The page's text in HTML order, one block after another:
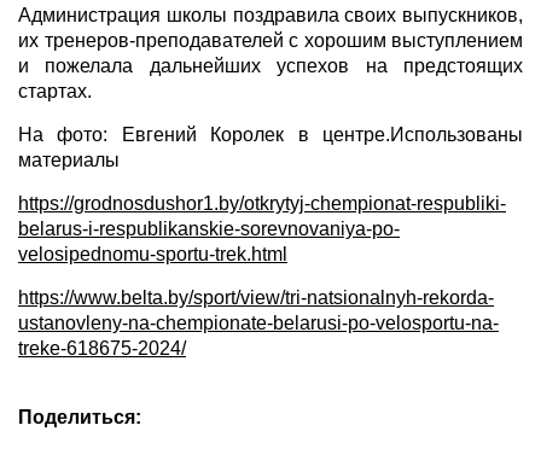
Администрация школы поздравила своих выпускников,
их тренеров-преподавателей с хорошим выступлением
и пожелала дальнейших успехов на предстоящих
стартах.
На фото: Евгений Королек в центре.Использованы
материалы
https://grodnosdushor1.by/otkrytyj-chempionat-respubliki-
belarus-i-respublikanskie-sorevnovaniya-po-
velosipednomu-sportu-trek.html
https://www.belta.by/sport/view/tri-natsionalnyh-rekorda-
ustanovleny-na-chempionate-belarusi-po-velosportu-na-
treke-618675-2024/
Поделиться: